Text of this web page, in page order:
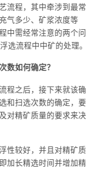
流程，其中牵涉到最常
气多少、矿浆浓度等
中需经常注意的两个问
选流程中中矿的处理。
数如何确定？
程之后，接下来就该确
和扫选次数的确定，要
对精矿质量的要求来决
性较好，并且对精矿质
加长精选时间并增加精